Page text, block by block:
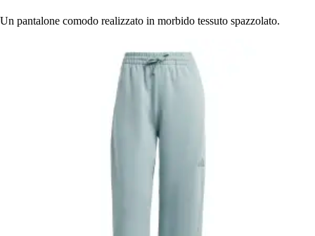
Un pantalone comodo realizzato in morbido tessuto spazzolato.